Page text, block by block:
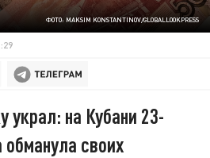
ФОТО: MAKSIM KONSTANTINOV/GLOBALLOOKPRESS
украл: на Кубани 23-
своих